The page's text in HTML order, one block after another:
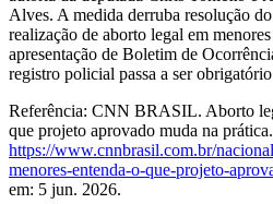
Alves. A medida derruba resolução
realização de aborto legal em
apresentação de Boletim de
registro policial passa a ser
Referência: CNN BRASIL. Aborto
que projeto aprovado muda na
https://www.cnnbrasil.com.br/
menores-entenda-o-que-projeto-
em: 5 jun. 2026.